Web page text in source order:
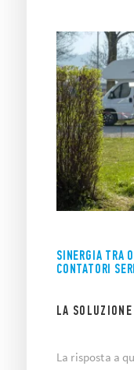
SINERGIA TRA
CONTATORI
LA SOLUZIONE
La risposta a